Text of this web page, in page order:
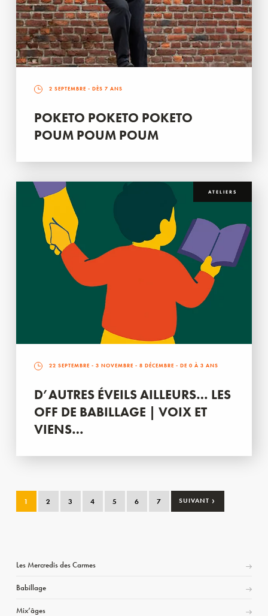
2 SEPTEMBRE - DÈS 7 ANS
POKETO POKETO POKETO
POUM POUM POUM
ATELIERS
22 SEPTEMBRE - 3 NOVEMBRE - 8 DÉCEMBRE - DE 0 À 3 ANS
D’AUTRES ÉVEILS AILLEURS… LES
OFF DE BABILLAGE | VOIX ET
VIENS…
1 2 3 4 5 6 7 SUIVANT ›
Les Mercredis des Carmes
Babillage
Mix’âges